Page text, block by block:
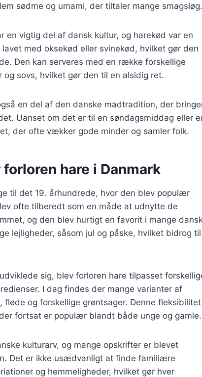
sødme og umami, der tiltaler mange smagsløg.
en vigtig del af dansk kultur, og harekød var en
med oksekød eller svinekød, hvilket gør den
Den kan serveres med en række forskellige
sovs, hvilket gør den til en alsidig ret.
en del af den danske madtradition, der
Uanset om det er til en søndagsmiddag eller
der ofte vækker gode minder og samler folk.
hare i Danmark
til det 19. århundrede, hvor den blev populær
ofte tilberedt som en måde at udnytte de
og den blev hurtigt en favorit i mange
lejligheder, såsom jul og påske, hvilket bidrog til
sig, blev forloren hare tilpasset
I dag findes der mange varianter af
og forskellige grøntsager. Denne fleksibilitet
fortsat er populær blandt både unge og gamle.
kulturarv, og mange opskrifter er blevet
Det er ikke usædvanligt at finde familiære
og hemmeligheder, hvilket gør hver